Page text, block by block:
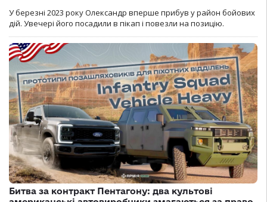
У березні 2023 року Олександр вперше прибув у район бойових
дій. Увечері його посадили в пікап і повезли на позицію.
Битва за контракт Пентагону: два культові